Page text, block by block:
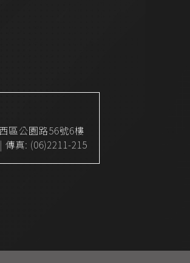
區公園路56號6樓
| 傳真: (06)2211-215